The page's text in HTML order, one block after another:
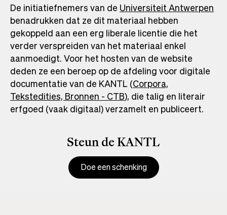
De initiatiefnemers van de Universiteit Antwerpen
benadrukken dat ze dit materiaal hebben
gekoppeld aan een erg liberale licentie die het
verder verspreiden van het materiaal enkel
aanmoedigt. Voor het hosten van de website
deden ze een beroep op de afdeling voor digitale
documentatie van de KANTL (Corpora,
Tekstedities, Bronnen - CTBOpens
in
new
tab
), die talig en literair
erfgoed (vaak digitaal) verzamelt en publiceert.
Steun de KANTL
Doe een schenking